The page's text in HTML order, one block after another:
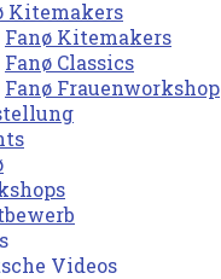
Kitemakers
Fanø Kitemakers
Fanø Classics
Fanø Frauenworkshop
Videos